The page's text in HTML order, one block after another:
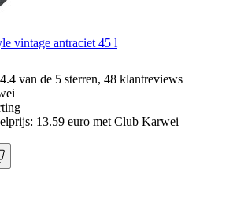
vintage antraciet 45 l
van de 5 sterren, 48 klantreviews
13.59 euro met Club Karwei